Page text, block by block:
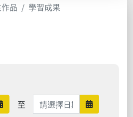
品 學習成果
日期範圍開始
至 日期範圍結束 日期範圍